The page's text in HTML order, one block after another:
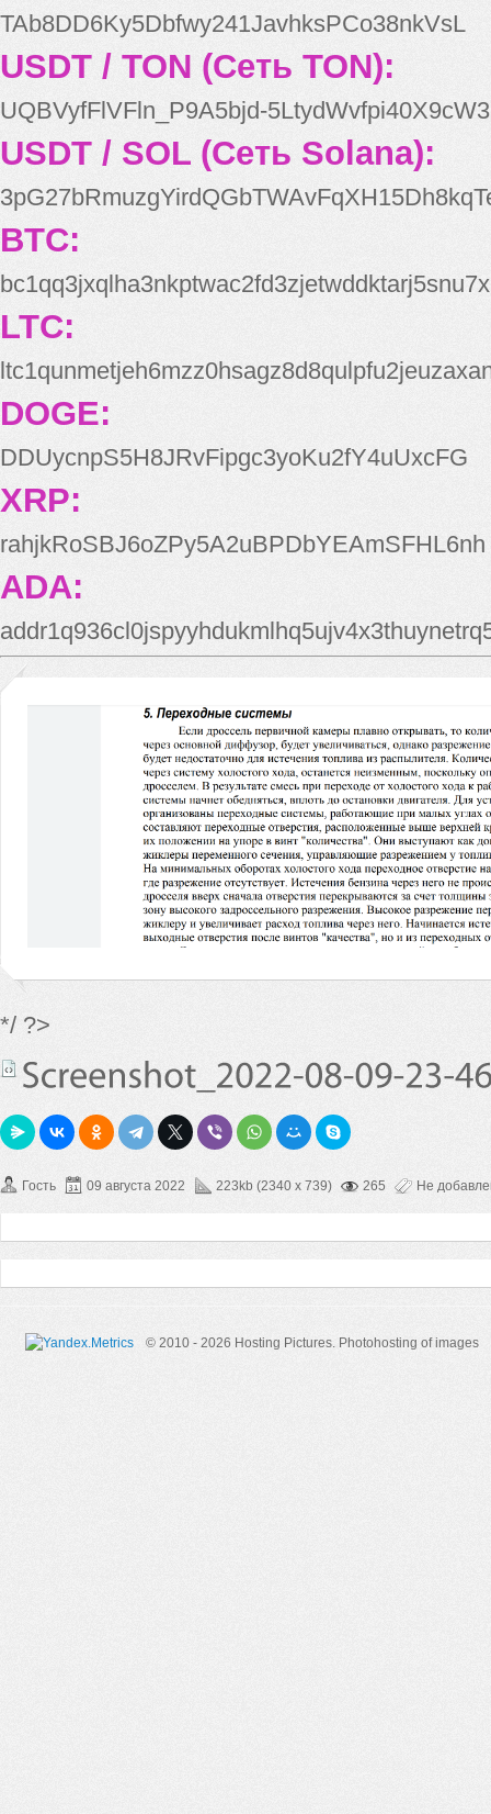
TAb8DD6Ky5Dbfwy241JavhksPCo38nkVsL
USDT / TON (Сеть TON):
UQBVyfFlVFln_P9A5bjd-
USDT / SOL (Сеть Solana):
BTC:
bc1qq3jxqlha3nkptwac2fd3zjetwddktarj5snu7x
LTC:
DOGE:
DDUycnpS5H8JRvFipgc3yoKu2fY4uUxcFG
XRP:
rahjkRoSBJ6oZPy5A2uBPDbYEAmSFHL6nh
ADA:
*/ ?>
Гость 09 августа 2022 223kb (2340 x 739) 265 Не
© 2010 - 2026 Hosting Pictures. Photohosting of images